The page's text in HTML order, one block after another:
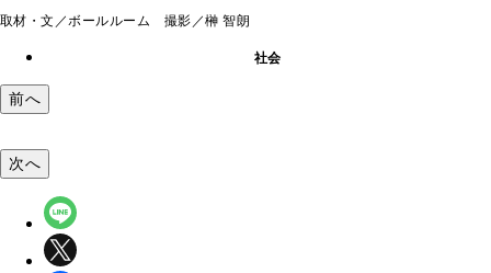
取材・文／ボールルーム 撮影／榊 智朗
社会
前へ
次へ